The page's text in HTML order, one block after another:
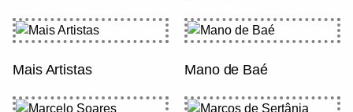
Mais Artistas Mano de Baé